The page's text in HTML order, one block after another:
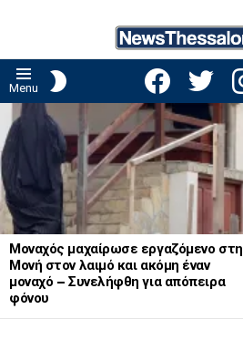
Menu
facebooktwitter
LATEST
STORIES
Μοναχός μαχαίρωσε εργαζόμενο στη
Μονή στον λαιμό και ακόμη έναν
μοναχό – Συνελήφθη για απόπειρα
φόνου